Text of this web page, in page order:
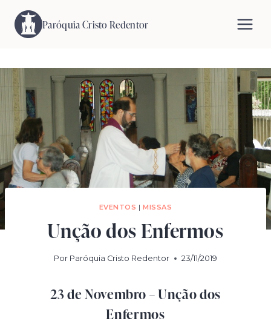
para
Paróquia Cristo Redentor
EVENTOS |MISSAS
Unção dos Enfermos
Por Paróquia Cristo Redentor 23/11/2019
23 de Novembro – Unção dos
Enfermos